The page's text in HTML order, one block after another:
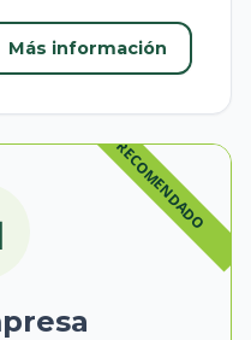
Más información